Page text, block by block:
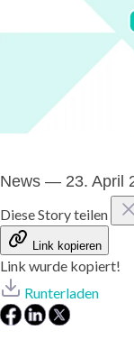
News — 23. April
Diese Story teilen
Link kopieren
Link wurde kopiert!
Runterladen